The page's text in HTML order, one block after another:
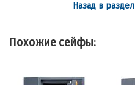
Назад в раздел
Похожие сейфы: